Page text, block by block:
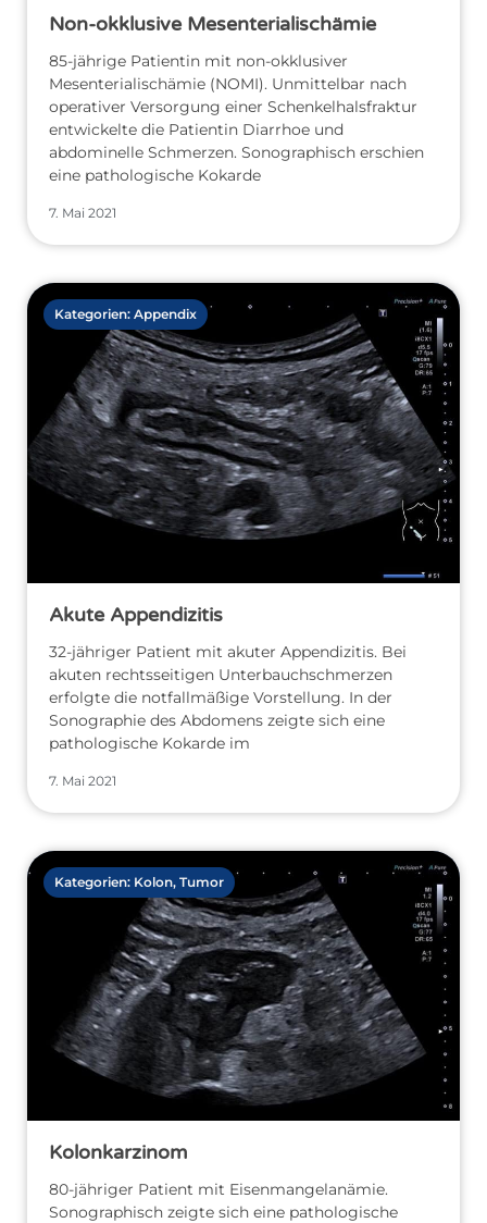
Non-okklusive Mesenterialischämie
85-jährige Patientin mit non-okklusiver
Mesenterialischämie (NOMI). Unmittelbar nach
operativer Versorgung einer Schenkelhalsfraktur
entwickelte die Patientin Diarrhoe und
abdominelle Schmerzen. Sonographisch erschien
eine pathologische Kokarde
7. Mai 2021
Kategorien: Appendix
Akute Appendizitis
32-jähriger Patient mit akuter Appendizitis. Bei
akuten rechtsseitigen Unterbauchschmerzen
erfolgte die notfallmäßige Vorstellung. In der
Sonographie des Abdomens zeigte sich eine
pathologische Kokarde im
7. Mai 2021
Kategorien: Kolon, Tumor
Kolonkarzinom
80-jähriger Patient mit Eisenmangelanämie.
Sonographisch zeigte sich eine pathologische